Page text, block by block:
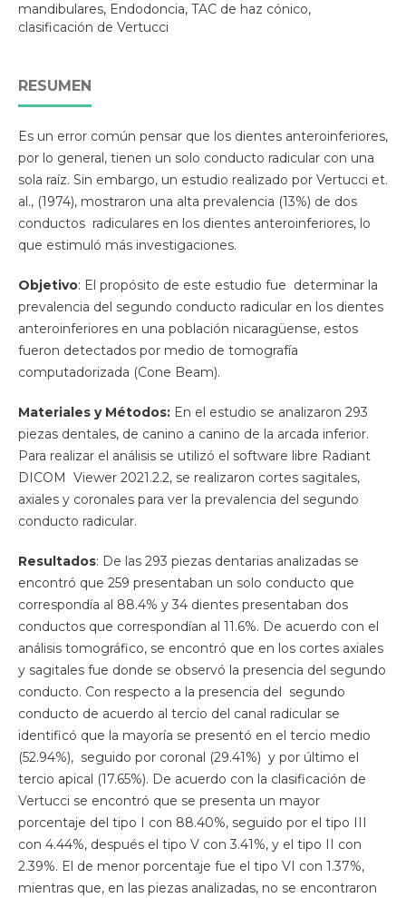
mandibulares, Endodoncia, TAC de haz cónico,
clasificación de Vertucci
RESUMEN
Es un error común pensar que los dientes anteroinferiores,
por lo general, tienen un solo conducto radicular con una
sola raíz. Sin embargo, un estudio realizado por Vertucci et.
al., (1974), mostraron una alta prevalencia (13%) de dos
conductos radiculares en los dientes anteroinferiores, lo
que estimuló más investigaciones.
Objetivo: El propósito de este estudio fue determinar la
prevalencia del segundo conducto radicular en los dientes
anteroinferiores en una población nicaragüense, estos
fueron detectados por medio de tomografía
computadorizada (Cone Beam).
Materiales y Métodos: En el estudio se analizaron 293
piezas dentales, de canino a canino de la arcada inferior.
Para realizar el análisis se utilizó el software libre Radiant
DICOM Viewer 2021.2.2, se realizaron cortes sagitales,
axiales y coronales para ver la prevalencia del segundo
conducto radicular.
Resultados: De las 293 piezas dentarias analizadas se
encontró que 259 presentaban un solo conducto que
correspondía al 88.4% y 34 dientes presentaban dos
conductos que correspondían al 11.6%. De acuerdo con el
análisis tomográfico, se encontró que en los cortes axiales
y sagitales fue donde se observó la presencia del segundo
conducto. Con respecto a la presencia del segundo
conducto de acuerdo al tercio del canal radicular se
identificó que la mayoría se presentó en el tercio medio
(52.94%), seguido por coronal (29.41%) y por último el
tercio apical (17.65%). De acuerdo con la clasificación de
Vertucci se encontró que se presenta un mayor
porcentaje del tipo I con 88.40%, seguido por el tipo III
con 4.44%, después el tipo V con 3.41%, y el tipo II con
2.39%. El de menor porcentaje fue el tipo VI con 1.37%,
mientras que, en las piezas analizadas, no se encontraron